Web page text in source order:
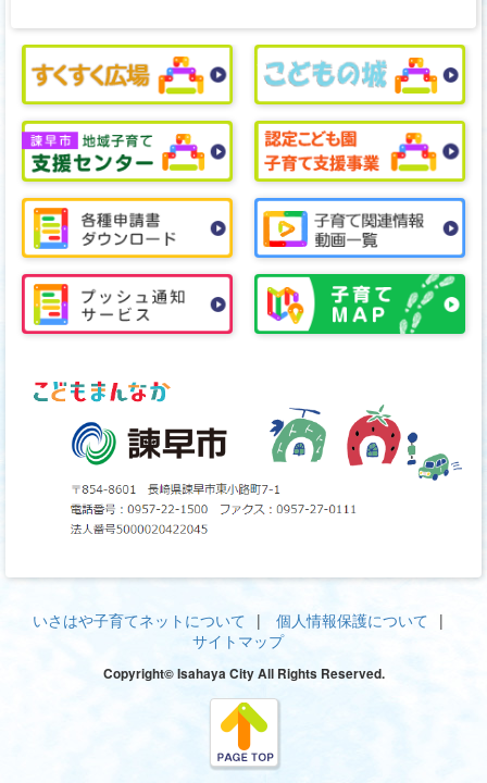
いさはや子育てネットについて
個人情報保護について
サイトマップ
Copyright© Isahaya City All Rights Reserved.